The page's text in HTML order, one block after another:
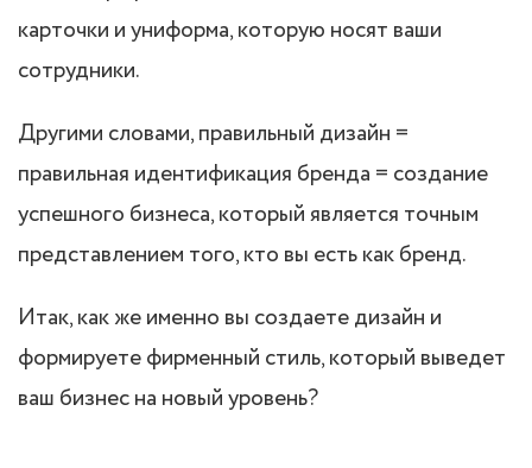
карточки и униформа, которую носят ваши
сотрудники.
Другими словами, правильный дизайн =
правильная идентификация бренда = создание
успешного бизнеса, который является точным
представлением того, кто вы есть как бренд.
Итак, как же именно вы создаете дизайн и
формируете фирменный стиль, который выведет
ваш бизнес на новый уровень?